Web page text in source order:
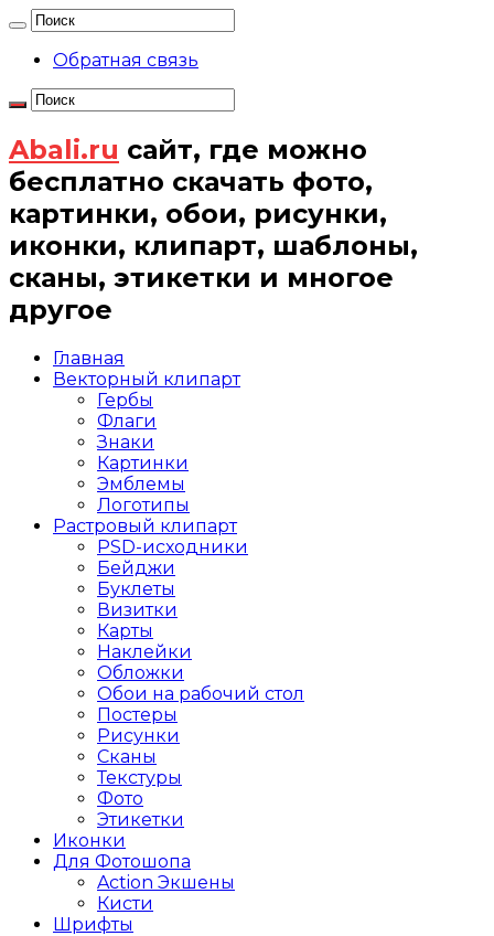
Обратная связь
Abali.ru сайт, где можно
бесплатно скачать фото,
картинки, обои, рисунки,
иконки, клипарт, шаблоны,
сканы, этикетки и многое
другое
Главная
Векторный клипарт
Гербы
Флаги
Знаки
Картинки
Эмблемы
Логотипы
Растровый клипарт
PSD-исходники
Бейджи
Буклеты
Визитки
Карты
Наклейки
Обложки
Обои на рабочий стол
Постеры
Рисунки
Сканы
Текстуры
Фото
Этикетки
Иконки
Для Фотошопа
Action Экшены
Кисти
Шрифты